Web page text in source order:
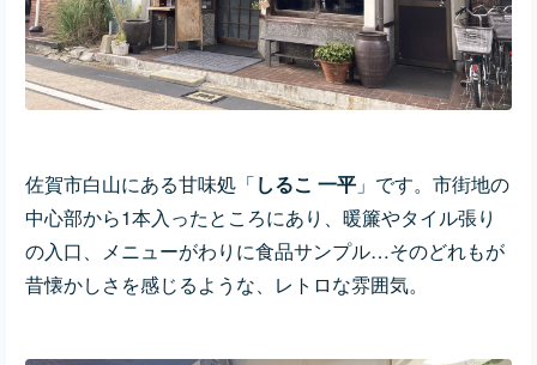
佐賀市白山にある甘味処「しるこ 一平 」です。市街地の
中心部から1本入ったところにあり、暖簾やタイル張り
の入口、メニューがわりに食品サンプル…そのどれもが
昔懐かしさを感じるような、レトロな雰囲気。